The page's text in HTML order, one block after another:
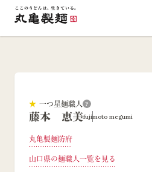
★ 一つ星麺職人 ?
藤本 恵美fujimoto megumi
丸亀製麺防府
山口県の麺職人一覧を見る